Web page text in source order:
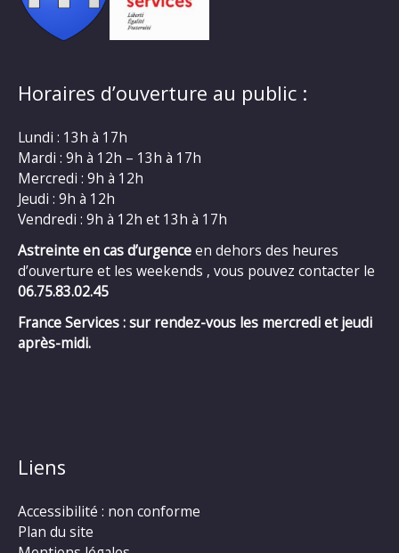
Horaires d’ouverture au public :
Lundi : 13h à 17h
Mardi : 9h à 12h – 13h à 17h
Mercredi : 9h à 12h
Jeudi : 9h à 12h
Vendredi : 9h à 12h et 13h à 17h
Astreinte en cas d’urgenceen dehors des heures
d’ouverture et les weekends , vous pouvez contacter le
06.75.83.02.45
France Services : sur rendez-vous les mercredi et jeudi
après-midi.
Liens
Accessibilité : non conforme
Plan du site